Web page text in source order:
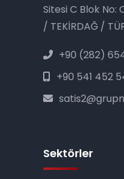
Sitesi C Blok No:
/ TEKİRDAĞ /
+90 (282)
+90 541 452
Sektörler